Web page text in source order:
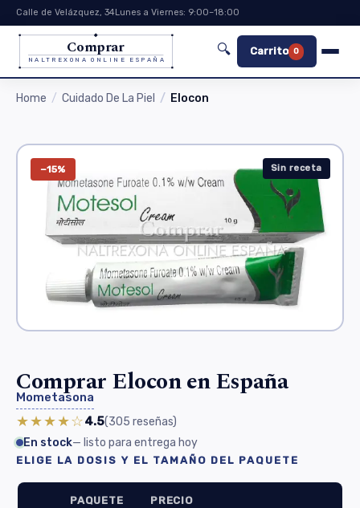
Calle de Velázquez, 34Lunes a Viernes: 9:00–18:00
Comprar
NALTREXONA ONLINE ESPAÑA
🔍 Carrito 0
Home Cuidado De La Piel Elocon
−15% Sin receta
Comprar Elocon en España
Mometasona
★★★★☆4.5(305 reseñas)
En stock— listo para entrega hoy
ELIGE LA DOSIS Y EL TAMAÑO DEL PAQUETE
PAQUETE PRECIO